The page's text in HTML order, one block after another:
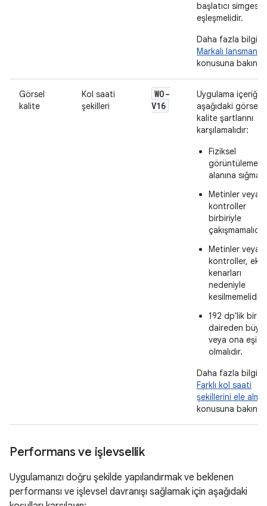
başlatıcı
eşleşmelidir.
Daha fazla bilgi
Markalı lansman
konusuna bakın.
Görsel
kalite
Kol saati
şekilleri
WO-
V16
Uygulama içeriği
aşağıdaki görsel
kalite şartlarını
karşılamalıdır:
Fiziksel
görüntüleme
alanına
Metinler veya
kontroller
birbiriyle
çakışmamalıdır.
Metinler veya
kontroller,
kenarları
nedeniyle
kesilmemelidir.
192 dp'lik bir
daireden
veya ona eşit
olmalıdır.
Daha fazla bilgi
Farklı kol saati
şekillerini ele alma
konusuna bakın.
Performans ve işlevsellik
Uygulamanızı doğru şekilde yapılandırmak ve beklenen
performansı ve işlevsel davranışı sağlamak için aşağıdaki